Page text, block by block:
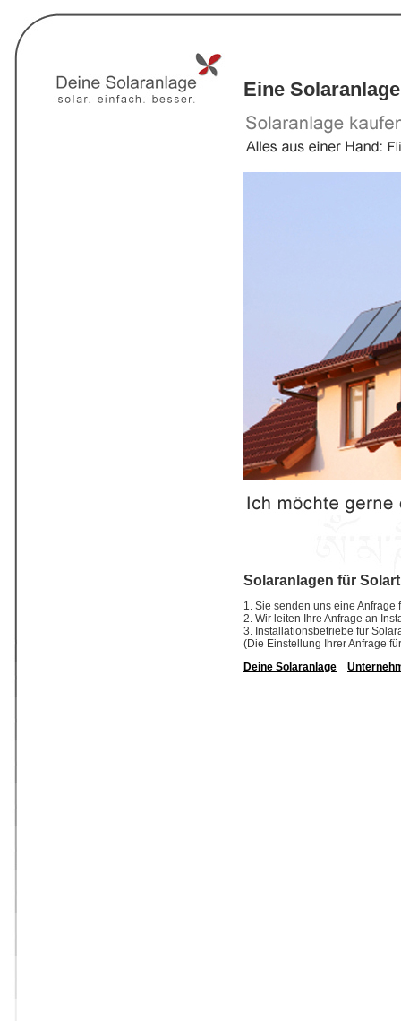
Eine
Solaranlagen für
1. Sie senden uns eine
2. Wir leiten Ihre Anfrage an
3. Installationsbetriebe für
(Die Einstellung Ihrer Anfrage
Deine Solaranlage